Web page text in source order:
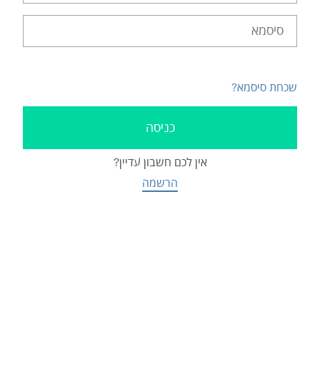
שכחת סיסמא?
אין לכם חשבון עדיין?
הרשמה